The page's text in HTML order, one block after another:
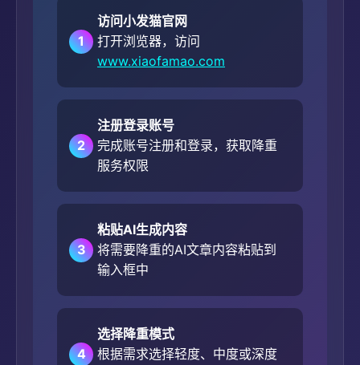
1
访问小发猫官网
打开浏览器，访问
www.xiaofamao.com
2
注册登录账号
完成账号注册和登录，获取降重
服务权限
3
粘贴AI生成内容
将需要降重的AI文章内容粘贴到
输入框中
4
选择降重模式
根据需求选择轻度、中度或深度